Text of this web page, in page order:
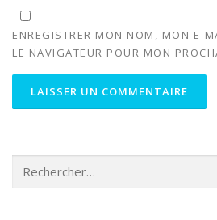
ENREGISTRER MON NOM, MON E-
LE NAVIGATEUR POUR MON